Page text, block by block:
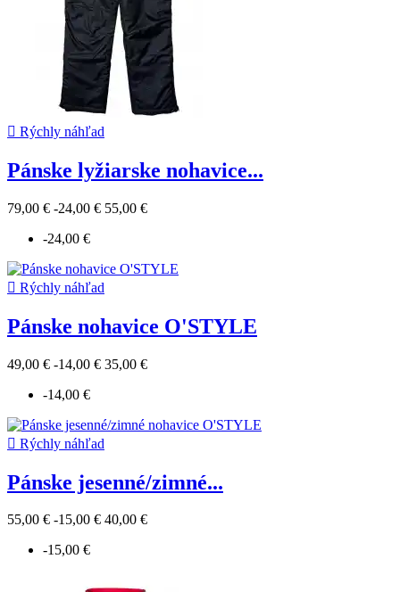
 Rýchly náhľad
Pánske lyžiarske nohavice...
79,00 € -24,00 € 55,00 €
-24,00 €
 Rýchly náhľad
Pánske nohavice O'STYLE
49,00 € -14,00 € 35,00 €
-14,00 €
 Rýchly náhľad
Pánske jesenné/zimné...
55,00 € -15,00 € 40,00 €
-15,00 €